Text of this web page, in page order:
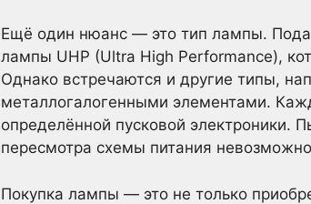
Ещё один нюанс — это тип лампы.
лампы UHP (Ultra High Performance),
Однако встречаются и другие типы,
металлогалогенными элементами.
определённой пусковой электроники.
пересмотра схемы питания
Покупка лампы — это не только